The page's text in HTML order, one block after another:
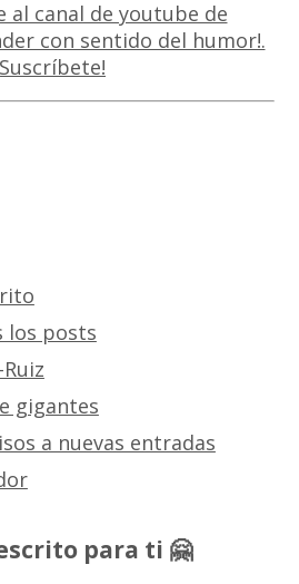
los posts
gigantes
a nuevas entradas
para ti 🤗